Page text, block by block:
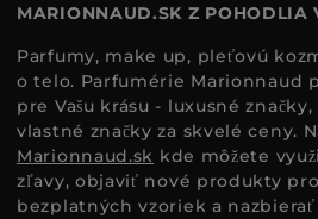
MARIONNAUD.SK Z POHODLIA
Parfumy, make up, pleťovú
o telo. Parfumérie Marionnaud
pre Vašu krásu - luxusné
vlastné značky za skvelé ceny.
Marionnaud.sk kde môžete
zľavy, objaviť nové produkty
bezplatných vzoriek a nazbierať